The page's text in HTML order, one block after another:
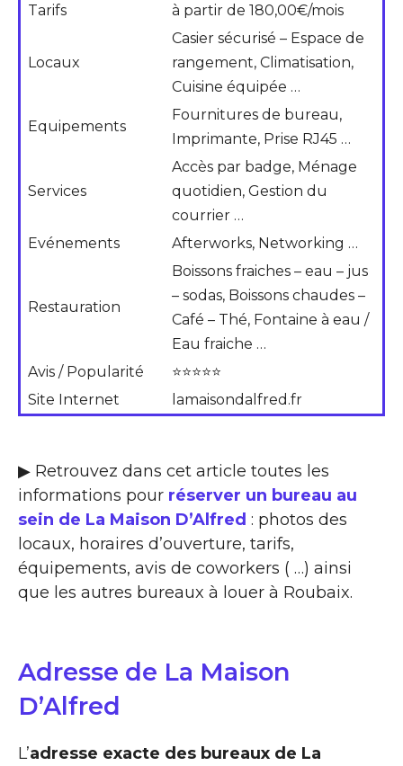
Tarifs à partir de 180,00€/mois
Locaux
Casier sécurisé – Espace de
rangement, Climatisation,
Cuisine équipée …
Equipements
Fournitures de bureau,
Imprimante, Prise RJ45 …
Services
Accès par badge, Ménage
quotidien, Gestion du
courrier …
Evénements
Afterworks, Networking …
Restauration
Boissons fraiches – eau – jus
– sodas, Boissons chaudes –
Café – Thé, Fontaine à eau /
Eau fraiche …
Avis / Popularité
⭐⭐⭐⭐⭐
Site Internet
lamaisondalfred.fr
▶ Retrouvez dans cet article toutes les
informations pour réserver un bureau au
sein de La Maison D’Alfred : photos des
locaux, horaires d’ouverture, tarifs,
équipements, avis de coworkers ( …) ainsi
que les autres bureaux à louer à Roubaix.
Adresse de La Maison
D’Alfred
L’adresse exacte des bureaux de La